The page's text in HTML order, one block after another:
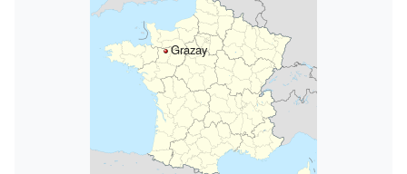
Grazay